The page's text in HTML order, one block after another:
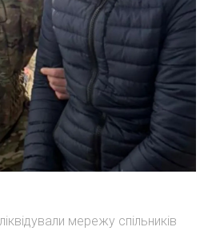
мережу спільників